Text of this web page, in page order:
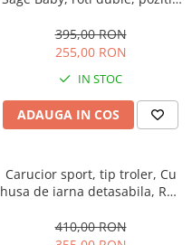
turcoaz
395,00 RON
255,00 RON
IN STOC
ADAUGA IN COS
Carucior sport, tip troler, Cu
husa de iarna detasabila, Roti
ultracompacta, S1, Rosu
410,00 RON